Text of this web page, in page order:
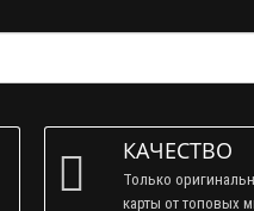
КАЧЕСТВО
Только
карты от топовых